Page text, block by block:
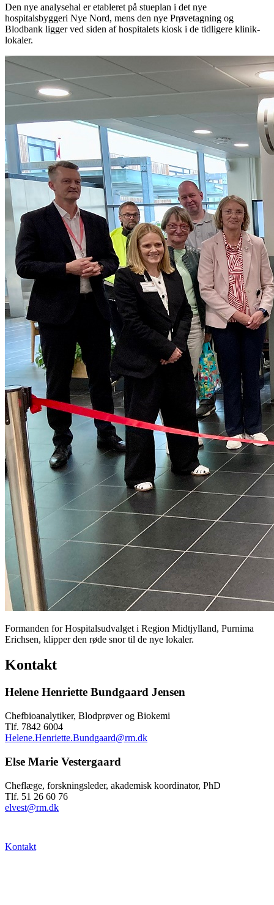
Den nye analysehal er etableret på stueplan i det nye
hospitalsbyggeri Nye Nord, mens den nye Prøvetagning og
Blodbank ligger ved siden af hospitalets kiosk i de tidligere klinik-
lokaler.
Formanden for Hospitalsudvalget i Region Midtjylland, Purnima
Erichsen, klipper den røde snor til de nye lokaler.
Kontakt
Helene Henriette Bundgaard Jensen
Chefbioanalytiker, Blodprøver og Biokemi
Tlf. 7842 6004
Helene.Henriette.Bundgaard@rm.dk
Else Marie Vestergaard
Cheflæge, forskningsleder, akademisk koordinator, PhD
Tlf. 51 26 60 76
elvest@rm.dk
Kontakt